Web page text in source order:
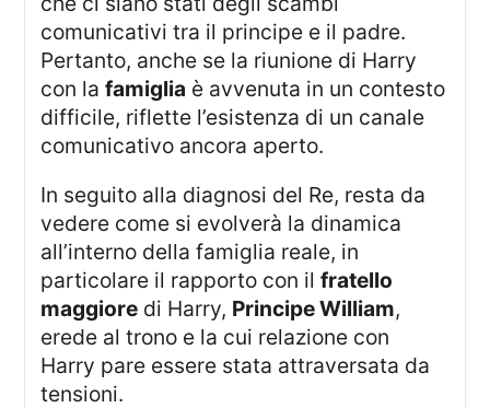
comunicativi tra il principe e il padre.
Pertanto, anche se la riunione di Harry
con lafamiglia è avvenuta in un contesto
difficile, riflette l’esistenza di un canale
comunicativo ancora aperto.
In seguito alla diagnosi del Re, resta da
vedere come si evolverà la dinamica
all’interno della famiglia reale, in
particolare il rapporto con ilfratello
maggiore di Harry, Principe William,
erede al trono e la cui relazione con
Harry pare essere stata attraversata da
tensioni.